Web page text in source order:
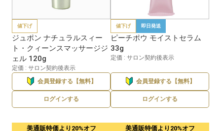
値下げ
ジュポン ナチュラルスィー
ト・クィーンスマッサージジ
ェル 120g
定価 : サロン契約後表示
会員登録する【無料】
ログインする
値下げ 即日発送
ピーチポウ モイストセラム
33g
定価 : サロン契約後表示
会員登録する【無料】
ログインする
美通販特価より20%オフ 美通販特価より20%オフ